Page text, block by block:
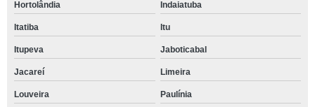
Hortolândia Indaiatuba
Itatiba Itu
Itupeva Jaboticabal
Jacareí Limeira
Louveira Paulínia